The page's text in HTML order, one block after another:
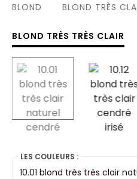
BLOND BLOND TRÈS
BLOND TRÈS TRÈS CLAIR
selected
LES COULEURS :
10.01 blond très très clair